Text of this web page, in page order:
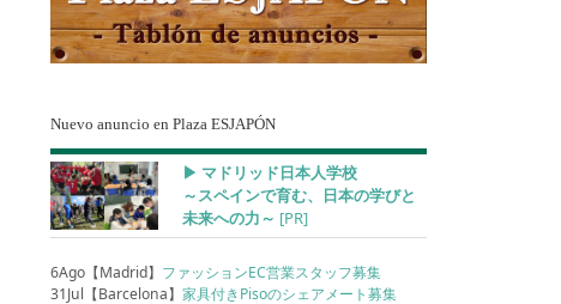
Nuevo anuncio en Plaza ESJAPÓN
▶︎ マドリッド日本人学校
～スペインで育む、日本の学びと
未来への力～ [PR]
6Ago【Madrid】 ファッションEC営業スタッフ募集
31Jul【Barcelona】家具付きPisoのシェアメート募集